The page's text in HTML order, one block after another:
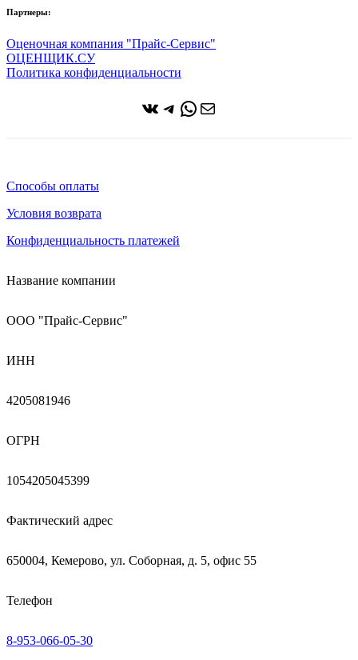
Партнеры:
Оценочная компания "Прайс-Сервис"
ОЦЕНЩИК.СУ
Политика конфиденциальности
ВКонтакте
Telegram
WhatsApp
Почта
Способы оплаты
Условия возврата
Конфиденциальность платежей
Название компании
ООО "Прайс-Сервис"
ИНН
4205081946
ОГРН
1054205045399
Фактический адрес
650004, Кемерово, ул. Соборная, д. 5, офис 55
Телефон
8-953-066-05-30